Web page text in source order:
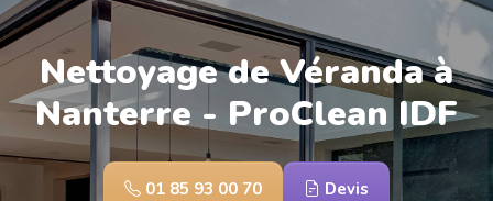
Nettoyage de Véranda à
Nanterre - ProClean IDF
01 85 93 00 70 Devis